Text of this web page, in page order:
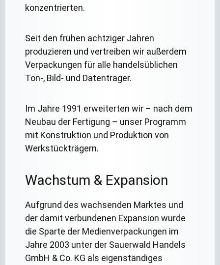
konzentrierten.
Seit den frühen achtziger Jahren
produzieren und vertreiben wir außerdem
Verpackungen für alle handelsüblichen
Ton-, Bild- und Datenträger.
Im Jahre 1991 erweiterten wir – nach dem
Neubau der Fertigung – unser Programm
mit Konstruktion und Produktion von
Werkstückträgern.
Wachstum & Expansion
Aufgrund des wachsenden Marktes und
der damit verbundenen Expansion wurde
die Sparte der Medienverpackungen im
Jahre 2003 unter der Sauerwald Handels
GmbH & Co. KG als eigenständiges